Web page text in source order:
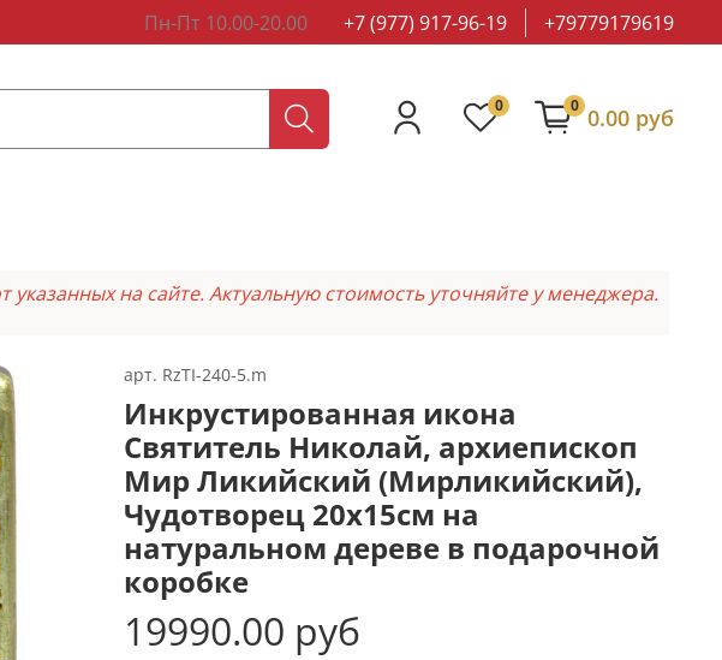
Пн-Пт 10.00-20.00 +7 (977) 917-96-19 +79779179619
0 0 0.00 руб
на сайте. Актуальную стоимость уточняйте у менеджера.
арт. RzTI-240-5.m
Инкрустированная икона
Святитель Николай, архиепископ
Мир Ликийский (Мирликийский),
Чудотворец 20х15см на
натуральном дереве в подарочной
коробке
19990.00 руб